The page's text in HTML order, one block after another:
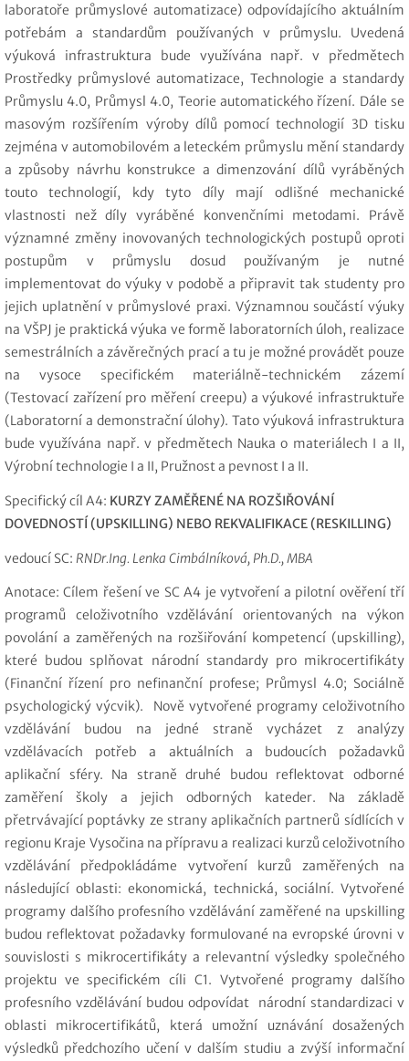
laboratoře průmyslové automatizace) odpovídajícího aktuálním
potřebám a standardům používaných v průmyslu. Uvedená
výuková infrastruktura bude využívána např. v předmětech
Prostředky průmyslové automatizace, Technologie a standardy
Průmyslu 4.0, Průmysl 4.0, Teorie automatického řízení. Dále se
masovým rozšířením výroby dílů pomocí technologií 3D tisku
zejména v automobilovém a leteckém průmyslu mění standardy
a způsoby návrhu konstrukce a dimenzování dílů vyráběných
touto technologií, kdy tyto díly mají odlišné mechanické
vlastnosti než díly vyráběné konvenčními metodami. Právě
významné změny inovovaných technologických postupů oproti
postupům v průmyslu dosud používaným je nutné
implementovat do výuky v podobě a připravit tak studenty pro
jejich uplatnění v průmyslové praxi. Významnou součástí výuky
na VŠPJ je praktická výuka ve formě laboratorních úloh, realizace
semestrálních a závěrečných prací a tu je možné provádět pouze
na vysoce specifickém materiálně-technickém zázemí
(Testovací zařízení pro měření creepu) a výukové infrastruktuře
(Laboratorní a demonstrační úlohy). Tato výuková infrastruktura
bude využívána např. v předmětech Nauka o materiálech I a II,
Výrobní technologie I a II, Pružnost a pevnost I a II.
Specifický cíl A4: KURZY ZAMĚŘENÉ NA ROZŠIŘOVÁNÍ
DOVEDNOSTÍ (UPSKILLING) NEBO REKVALIFIKACE (RESKILLING)
vedoucí SC: RNDr.Ing. Lenka Cimbálníková, Ph.D., MBA
Anotace: Cílem řešení ve SC A4 je vytvoření a pilotní ověření tří
programů celoživotního vzdělávání orientovaných na výkon
povolání a zaměřených na rozšiřování kompetencí (upskilling),
které budou splňovat národní standardy pro mikrocertifikáty
(Finanční řízení pro nefinanční profese; Průmysl 4.0; Sociálně
psychologický výcvik). Nově vytvořené programy celoživotního
vzdělávání budou na jedné straně vycházet z analýzy
vzdělávacích potřeb a aktuálních a budoucích požadavků
aplikační sféry. Na straně druhé budou reflektovat odborné
zaměření školy a jejich odborných kateder. Na základě
přetrvávající poptávky ze strany aplikačních partnerů sídlících v
regionu Kraje Vysočina na přípravu a realizaci kurzů celoživotního
vzdělávání předpokládáme vytvoření kurzů zaměřených na
následující oblasti: ekonomická, technická, sociální. Vytvořené
programy dalšího profesního vzdělávání zaměřené na upskilling
budou reflektovat požadavky formulované na evropské úrovni v
souvislosti s mikrocertifikáty a relevantní výsledky společného
projektu ve specifickém cíli C1. Vytvořené programy dalšího
profesního vzdělávání budou odpovídat národní standardizaci v
oblasti mikrocertifikátů, která umožní uznávání dosažených
výsledků předchozího učení v dalším studiu a zvýší informační